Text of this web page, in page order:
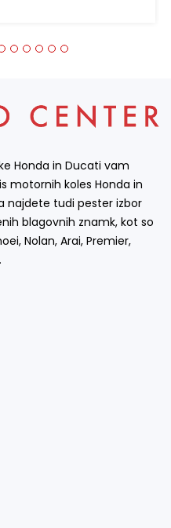
Honda in Ducati vam
motornih koles Honda in
najdete tudi pester izbor
blagovnih znamk, kot so
Nolan, Arai, Premier,